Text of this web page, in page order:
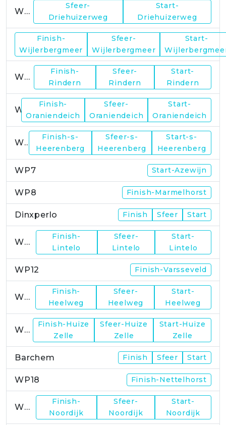
WP1
Sfeer-
Driehuizerweg
Start-
Driehuizerweg
Finish-
Wijlerbergmeer
Sfeer-
Wijlerbergmeer
Start-
WP4
Finish-
Rindern
Sfeer-
Rindern
Start-
Rindern
Finish-
Oraniendeich
Sfeer-
Oraniendeich
Start-
Oraniendeich
WP6
Finish-s-
Heerenberg
Sfeer-s-
Heerenberg
Start-s-
Heerenberg
WP7 Start-Azewijn
WP8 Finish-Marmelhorst
Dinxperlo Finish Sfeer Start
WP11
Finish-
Lintelo
Sfeer-
Lintelo
Start-
Lintelo
WP12 Finish-Varsseveld
WP13
Finish-
Heelweg
Sfeer-
Heelweg
Start-
Heelweg
WP15
Finish-Huize
Zelle
Sfeer-Huize
Zelle
Start-Huize
Zelle
Barchem Finish Sfeer Start
WP18 Finish-Nettelhorst
WP19
Finish-
Noordijk
Sfeer-
Noordijk
Start-
Noordijk